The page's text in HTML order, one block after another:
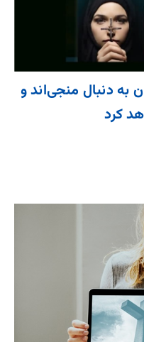
به دنبال منجی‌اند و
کرد